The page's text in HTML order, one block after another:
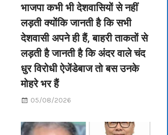
भाजपा कभी भी देशवासियों से नहीं
लड़ती क्योंकि जानती है कि सभी
देशवासी अपने ही हैं, बाहरी ताकतों से
लड़ती है जानती है कि अंदर वाले चंद
धुर विरोधी ऐजेंडेबाज तो बस उनके
मोहरे भर हैं
05/08/2026